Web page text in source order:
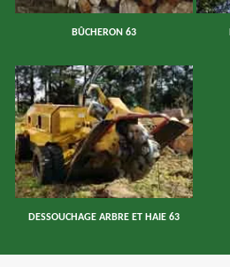
BÛCHERON 63
DESSOUCHAGE ARBRE ET HAIE 63